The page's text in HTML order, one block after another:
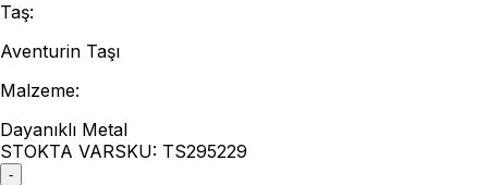
Taş:
Aventurin Taşı
Malzeme:
Dayanıklı Metal
STOKTA VARSKU: TS295229
-